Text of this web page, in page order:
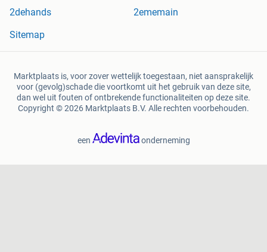
2dehands
2ememain
Sitemap
Marktplaats is, voor zover wettelijk toegestaan, niet aansprakelijk
voor (gevolg)schade die voortkomt uit het gebruik van deze site,
dan wel uit fouten of ontbrekende functionaliteiten op deze site.
Copyright © 2026 Marktplaats B.V. Alle rechten voorbehouden.
een onderneming